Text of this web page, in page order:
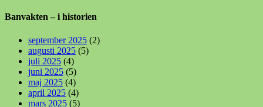
Banvakten – i historien
september 2025 (2)
augusti 2025 (5)
juli 2025 (4)
juni 2025 (5)
maj 2025 (4)
april 2025 (4)
mars 2025 (5)